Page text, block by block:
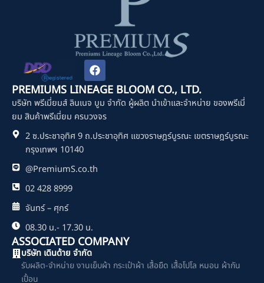
F
a
c
e
b
o
k
PREMIUMS LINEAGE BLOOM CO., LTD.
บริษัท พรีเมี่ยมส์ ลินเนจ บูม จำกัด ผู้ผลิต นำเข้าและจำหน่าย ของพรีเมี่
ยม สินค้าพรีเมี่ยม ครบวงจร
2 ซ.ประชาอุทิศ 9 ถ.ประชาอุทิศ แขวงราษฎร์บูรณะ เขตราษฎร์บูรณะ
กรุงเทพฯ 10140
@PremiumS.co.th
02 428 8999
จันทร์ – ศุกร์
08.30 น.- 17.30 น.
ASSOCIATED COMPANY
บริษัท เดินด้าย จำกัด
รับผลิต-จำหน่าย งานเย็บผ้า กระเป๋าผ้า เสื้อยืด เสื้อโปโล หมอน ผ้ากัน
เปื้อน